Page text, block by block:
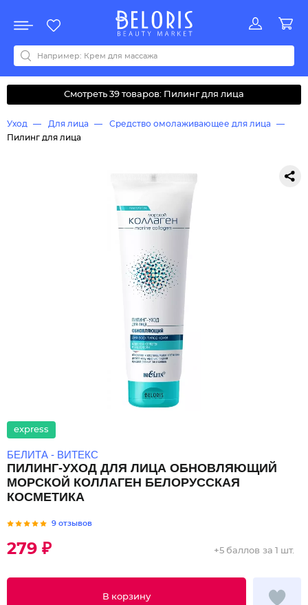
Акции
Все бренды
0-9ABCDEFGHIJKLMNOPQRSTUVWYZАБВДЗИМОКЛНПРСТУФ
Смотреть 39 товаров: Пилинг для лица
Уход Для лица
Средство омолаживающее для лица
Пилинг для лица
express
БЕЛИТА - ВИТЕКС
ПИЛИНГ-УХОД ДЛЯ ЛИЦА ОБНОВЛЯЮЩИЙ
МОРСКОЙ КОЛЛАГЕН БЕЛОРУССКАЯ
КОСМЕТИКА
9 отзывов
279 ₽
В корзину
+5 баллов за 1 шт.